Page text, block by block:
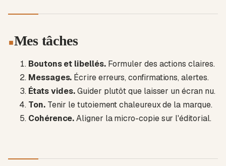
▪Mes tâches
Boutons et libellés.Formuler des actions claires.
Messages. Écrire erreurs, confirmations, alertes.
États vides.Guider plutôt que laisser un écran nu.
Ton.Tenir le tutoiement chaleureux de la marque.
Cohérence.Aligner la micro-copie sur l'éditorial.